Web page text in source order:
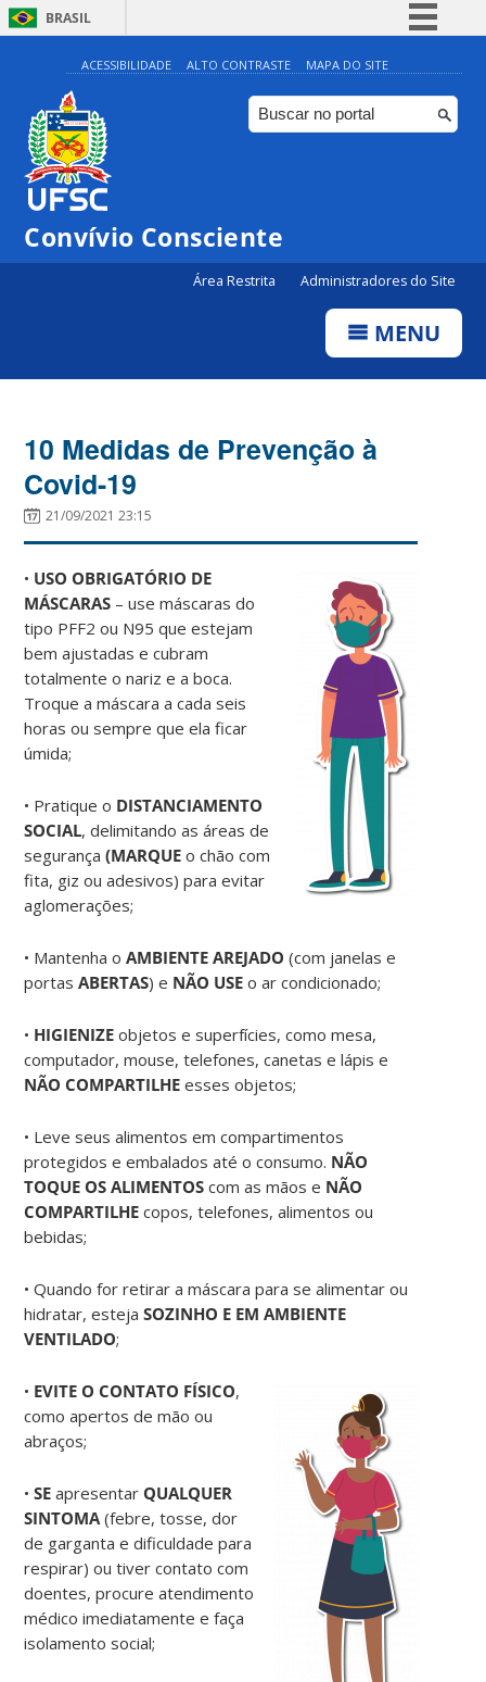
BRASIL
Simplifique!
Comunica BR
Participe
ACESSIBILIDADE ALTO CONTRASTE MAPA DO SITE
Convívio Consciente
Área Restrita Administradores do Site
MENU
10 Medidas de Prevenção à
Covid-19
21/09/2021 23:15
• USO OBRIGATÓRIO DE
MÁSCARAS – use máscaras do
tipo PFF2 ou N95 que estejam
bem ajustadas e cubram
totalmente o nariz e a boca.
Troque a máscara a cada seis
horas ou sempre que ela ficar
úmida;
• Pratique o DISTANCIAMENTO
SOCIAL, delimitando as áreas de
segurança(MARQUE o chão com
fita, giz ou adesivos) para evitar
aglomerações;
• Mantenha o AMBIENTE AREJADO (com janelas e
portasABERTAS) e NÃO USE o ar condicionado;
• HIGIENIZE objetos e superfícies, como mesa,
computador, mouse, telefones, canetas e lápis e
NÃO COMPARTILHE esses objetos;
• Leve seus alimentos em compartimentos
protegidos e embalados até o consumo. NÃO
TOQUE OS ALIMENTOS com as mãos e NÃO
COMPARTILHE copos, telefones, alimentos ou
bebidas;
• Quando for retirar a máscara para se alimentar ou
hidratar, estejaSOZINHO E EM AMBIENTE
VENTILADO;
• EVITE O CONTATO FÍSICO,
como apertos de mão ou
abraços;
•SE apresentar QUALQUER
SINTOMA (febre, tosse, dor
de garganta e dificuldade para
respirar) ou tiver contato com
doentes, procure atendimento
médico imediatamente e faça
isolamento social;